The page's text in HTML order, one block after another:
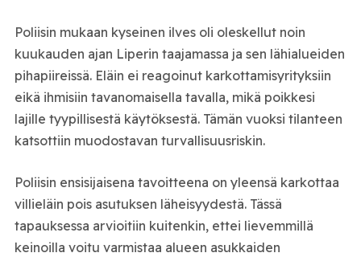
Poliisin mukaan kyseinen ilves oli oleskellut noin
kuukauden ajan Liperin taajamassa ja sen lähialueiden
pihapiireissä. Eläin ei reagoinut karkottamisyrityksiin
eikä ihmisiin tavanomaisella tavalla, mikä poikkesi
lajille tyypillisestä käytöksestä. Tämän vuoksi tilanteen
katsottiin muodostavan turvallisuusriskin.
Poliisin ensisijaisena tavoitteena on yleensä karkottaa
villieläin pois asutuksen läheisyydestä. Tässä
tapauksessa arvioitiin kuitenkin, ettei lievemmillä
keinoilla voitu varmistaa alueen asukkaiden